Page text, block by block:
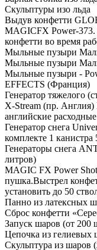
Скульптуры изо льда
Выдув конфетти
MAGICFX Power-
конфетти во время
Мыльные пузыри
Мыльные пузыри
Мыльные пузыри -
EFFECTS (Франция)
Генератор тяжелого
X-Stream (пр. Англия)
английские
Генератор снега
комплекте 1 канистра
Генераторы снега
литров)
MAGIC FX Power
пушка.Выстрел
установить до 50
Панно из латексных
Сброс конфетти
Запуск шаров (от 200
Цепочка из гелиевых
Скульптура из шаров